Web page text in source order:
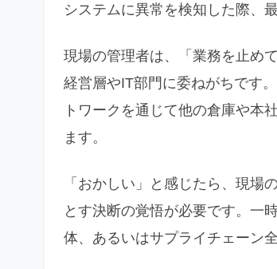
システムに異常を検知した際、
現場の管理者は、「業務を止め
経営層やIT部門に委ねがちです
トワークを通じて他の倉庫や本
ます。
「おかしい」と感じたら、現場
とす決断の覚悟が必要です。一
体、あるいはサプライチェーン